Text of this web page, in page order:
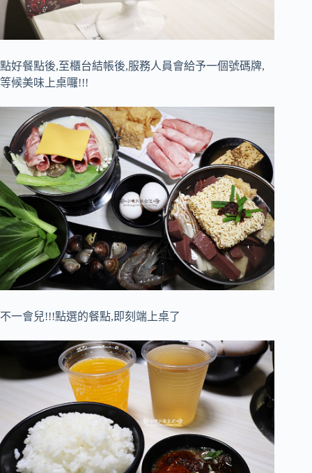
點好餐點後,至櫃台結帳後,服務人員會給予一個號碼牌,
等候美味上桌囉!!!
不一會兒!!!點選的餐點,即刻端上桌了